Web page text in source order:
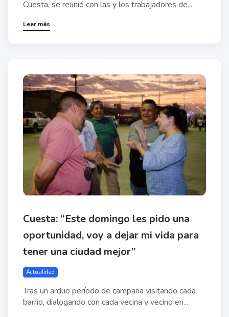
Cuesta, se reunió con las y los trabajadores de...
Leer más
Cuesta: “Este domingo les pido una
oportunidad, voy a dejar mi vida para
tener una ciudad mejor”
Actualidad
Tras un arduo período de campaña visitando cada
barrio, dialogando con cada vecina y vecino en...